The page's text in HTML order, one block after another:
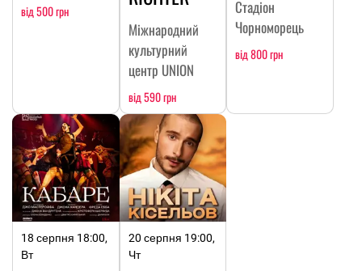
від 500 грн
Міжнародний
культурний
центр UNION
від 590 грн
Стадіон
Чорноморець
від 800 грн
18 серпня 18:00,
Вт
20 серпня 19:00,
Чт